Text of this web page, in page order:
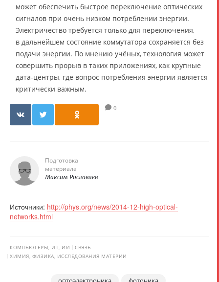
может обеспечить быстрое переключение оптических
сигналов при очень низком потреблении энергии.
Электричество требуется только для переключения,
в дальнейшем состояние коммутатора сохраняется без
подачи энергии. По мнению учёных, технология может
совершить прорыв в таких приложениях, как крупные
дата-центры, где вопрос потребления энергии является
критически важным.
0
Подготовка
материала
Максим Рославлев
Источники: http://phys.org/news/2014-12-high-optical-
networks.html
КОМПЬЮТЕРЫ, ИТ, ИИ
СВЯЗЬ
ХИМИЯ, ФИЗИКА, ИССЛЕДОВАНИЯ МАТЕРИИ